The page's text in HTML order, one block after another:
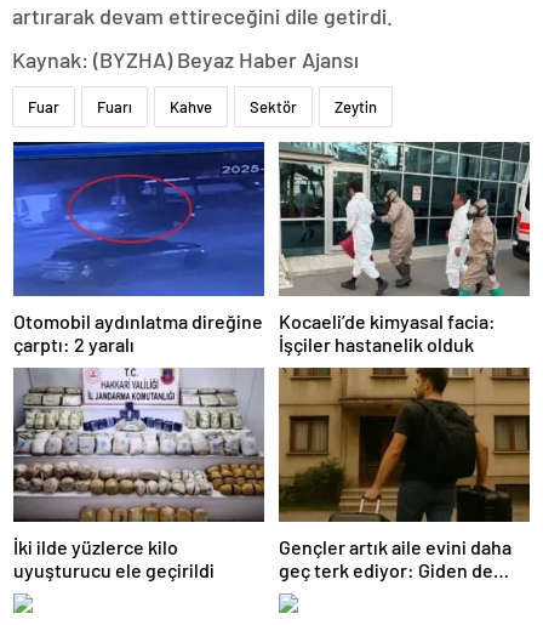
artırarak devam ettireceğini dile getirdi.
Kaynak: (BYZHA) Beyaz Haber Ajansı
Fuar Fuarı Kahve Sektör Zeytin
Otomobil aydınlatma direğine
çarptı: 2 yaralı
Kocaeli’de kimyasal facia:
İşçiler hastanelik olduk
İki ilde yüzlerce kilo
uyuşturucu ele geçirildi
Gençler artık aile evini daha
geç terk ediyor: Giden de
geri dönüyor